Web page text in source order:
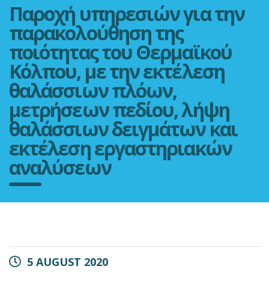
Παροχή υπηρεσιών για την
παρακολούθηση της
ποιότητας του Θερμαϊκού
Κόλπου, με την εκτέλεση
θαλάσσιων πλόων,
μετρήσεων πεδίου, λήψη
θαλάσσιων δειγμάτων και
εκτέλεση εργαστηριακών
αναλύσεων
5 AUGUST 2020